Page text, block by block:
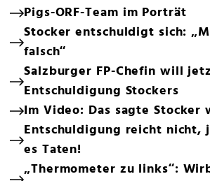
Pigs-ORF-Team im Porträt
Stocker entschuldigt sich:
falsch“
Salzburger FP-Chefin will
Entschuldigung Stockers
Im Video: Das sagte Stocker
Entschuldigung reicht nicht,
es Taten!
„Thermometer zu links“: